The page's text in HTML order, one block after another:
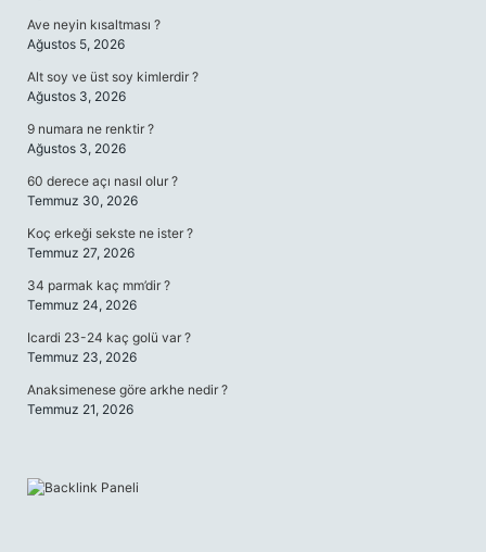
Ave neyin kısaltması ?
Ağustos 5, 2026
Alt soy ve üst soy kimlerdir ?
Ağustos 3, 2026
9 numara ne renktir ?
Ağustos 3, 2026
60 derece açı nasıl olur ?
Temmuz 30, 2026
Koç erkeği sekste ne ister ?
Temmuz 27, 2026
34 parmak kaç mm’dir ?
Temmuz 24, 2026
Icardi 23-24 kaç golü var ?
Temmuz 23, 2026
Anaksimenese göre arkhe nedir ?
Temmuz 21, 2026